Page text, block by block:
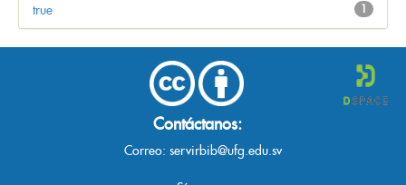
1
true
Contáctanos:
Correo: servirbib@ufg.edu.sv